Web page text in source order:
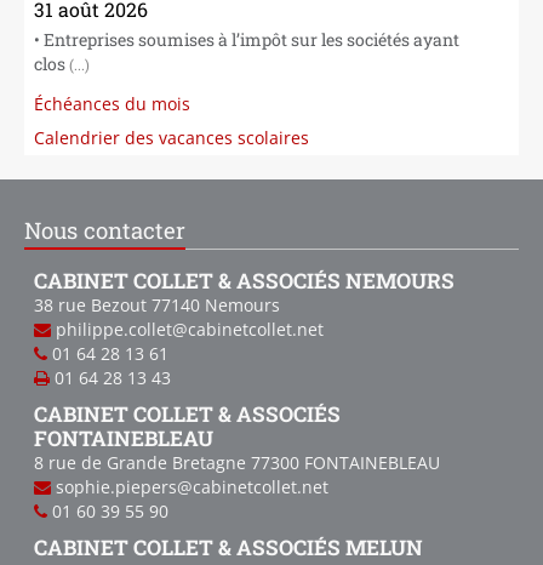
31 août 2026
• Entreprises soumises à l’impôt sur les sociétés ayant
clos (...)
Échéances du mois
Calendrier des vacances scolaires
Nous contacter
CABINET COLLET & ASSOCIÉS NEMOURS
38 rue Bezout 77140 Nemours
philippe.collet@cabinetcollet.net
01 64 28 13 61
01 64 28 13 43
CABINET COLLET & ASSOCIÉS
FONTAINEBLEAU
8 rue de Grande Bretagne 77300 FONTAINEBLEAU
sophie.piepers@cabinetcollet.net
01 60 39 55 90
CABINET COLLET & ASSOCIÉS MELUN